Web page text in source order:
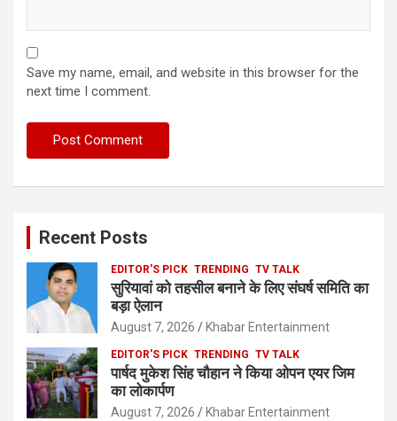
Save my name, email, and website in this browser for the
next time I comment.
Recent Posts
EDITOR'S PICK TRENDING TV TALK
सुरियावां को तहसील बनाने के लिए संघर्ष समिति का
बड़ा ऐलान
August 7, 2026 Khabar Entertainment
EDITOR'S PICK TRENDING TV TALK
पार्षद मुकेश सिंह चौहान ने किया ओपन एयर जिम
का लोकार्पण
August 7, 2026 Khabar Entertainment